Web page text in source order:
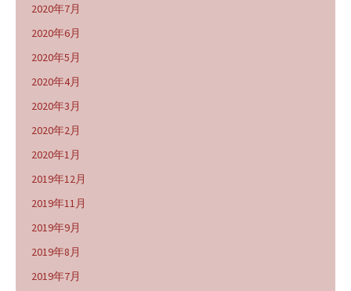
2020年7月
2020年6月
2020年5月
2020年4月
2020年3月
2020年2月
2020年1月
2019年12月
2019年11月
2019年9月
2019年8月
2019年7月